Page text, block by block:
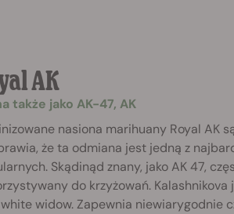
AK
także jako AK-47, AK
nasiona marihuany Royal AK
że ta odmiana jest jedną z
Skądinąd znany, jako AK 47,
do krzyżowań. Kalashnikova
white widow. Zapewnia niewiarygodnie